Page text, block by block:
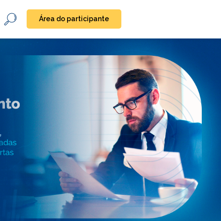
Área do participante